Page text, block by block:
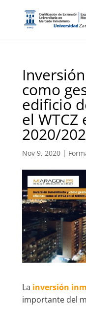
como
edificio
el WTCZ
2020/
Nov 9, 2020|
La inversión
importante del